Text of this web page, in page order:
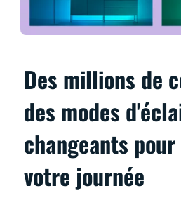
Des millions de
des modes
changeants
votre journée